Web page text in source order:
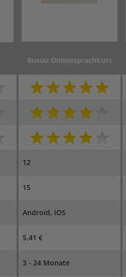
Busuu Onlinesprachkurs
12
15
Android, iOS
5,41 €
3 - 24 Monate